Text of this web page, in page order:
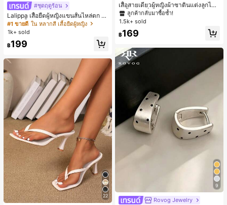
#ชุดฤดูร้อน
Lalippa เสื้อยืดผู้หญิงแขนสั้นไหล่ตก ค
อวีปกเสื้อ ลายพิมพ์ดิจิทัลลายทาง สไตล์
สปอร์ตแฟชั่นมินิมอล ของขวัญสำหรับเ
พื่อน
#1 ขายดี ใน หลากสี เสื้อยืดผู้หญิง
1k+ sold
฿199
22
เสื้อสายเดี่ยวผู้หญิงผ้าซาตินแต่งลูกไม้
- เสื้อสายเดี่ยวฤดูร้อนสีคากีมีรอยผ่าด้า
นข้างที่น่าดึงดูดแบบสบายๆ
#1 ขายดี
ใน สีกากี เสื้อสตรี เสื้อเบลาส์ & Tee
ลูกค้ากลับมาซื้อซ้ำ!
#1 ขายดี
ใน สีกากี เสื้อสตรี เสื้อเบลาส์ & Tee
ลูกค้ากลับมาซื้อซ้ำ!
#1 ขายดี
ลูกค้ากลับมาซื้อซ้ำ!
1.5k+ sold
฿169
9
Rovog Jewelry